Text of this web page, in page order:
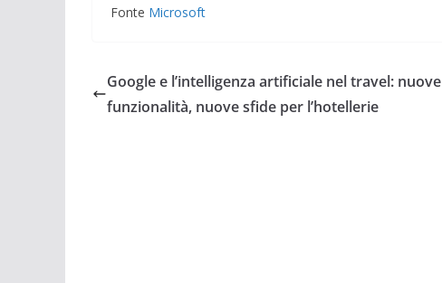
Fonte Microsoft
Google e l’intelligenza artificiale nel travel: nuove
funzionalità, nuove sfide per l’hotellerie